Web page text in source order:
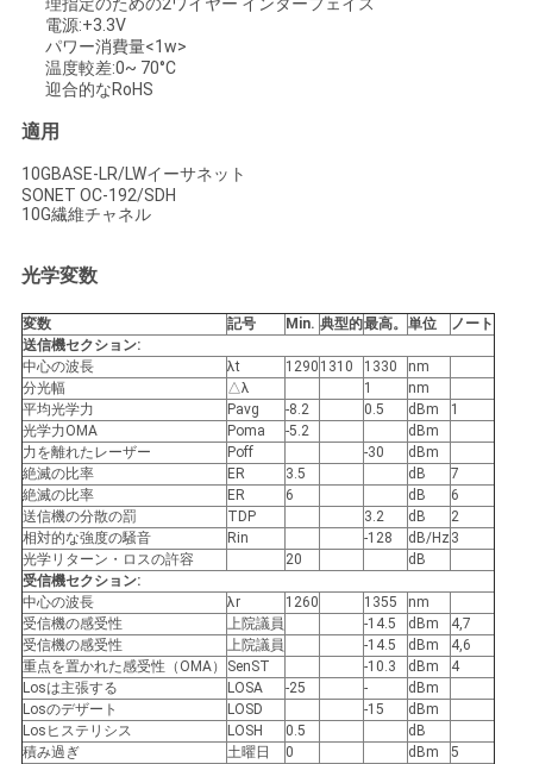
な
さ
地
図
プ
ラ
イ
バ
シ
ー
ポ
理指定のための2ワイヤー インターフェイス
電源:+3.3V
パワー消費量<1w>
温度較差:0~ 70°C
迎合的なRoHS
適用
10GBASE-LR/LWイーサネット
SONET OC-192/SDH
10G繊維チャネル
光学変数
変数 記号 Min. 典型的最高。 単位
ノート
送信機セクション:
中心の波長
λt 1290 1310 1330
nm
分光幅
△λ 1
nm
平均光学力
Pavg -8.2 0.5 dBm
1
光学力OMA
Poma -5.2
dBm
力を離れたレーザー
Poff -30
dBm
絶滅の比率
ER 3.5 dB
7
絶滅の比率
ER 6 dB
6
送信機の分散の罰
TDP 3.2 dB
2
相対的な強度の騒音
Rin -128 dB/Hz3
光学リターン・ロスの許容
20
dB
受信機セクション:
中心の波長
λr 1260 1355
nm
受信機の感受性
上院議員 -14.5 dBm
4,7
受信機の感受性
上院議員 -14.5 dBm
4,6
重点を置かれた感受性（OMA）
SenST -10.3 dBm
4
Losは主張する
LOSA -25 -
dBm
Losのデザート
LOSD -15
dBm
Losヒステリシス
LOSH 0.5
dB
積み過ぎ
土曜日 0 dBm
5